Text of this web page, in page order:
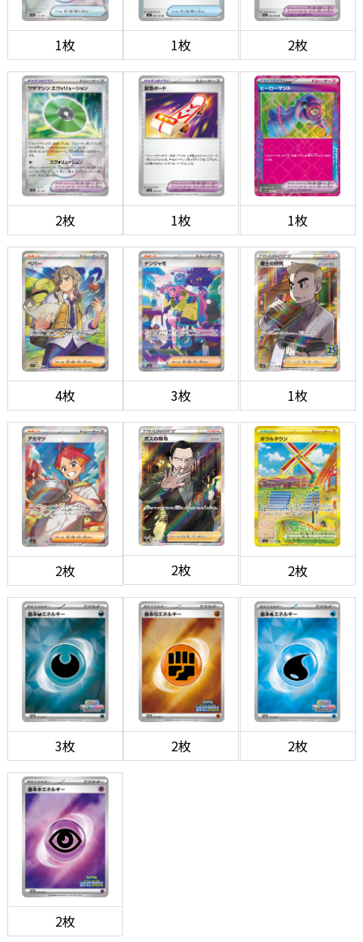
1枚 1枚 2枚
2枚 1枚 1枚
4枚 3枚 1枚
2枚 2枚 2枚
3枚 2枚 2枚
2枚